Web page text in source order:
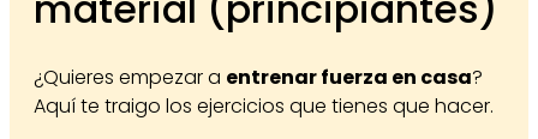
¿Quieres empezar a entrenar fuerza en casa?
Aquí te traigo los ejercicios que tienes que hacer.